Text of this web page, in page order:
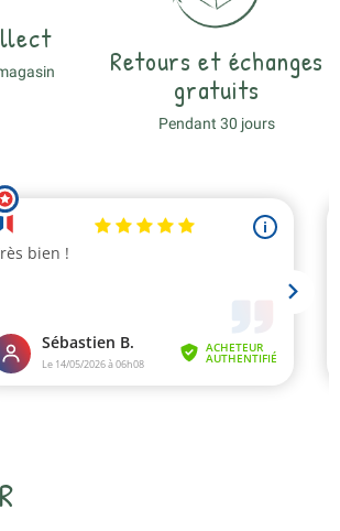
Retours et échanges
gratuits
Pendant 30 jours